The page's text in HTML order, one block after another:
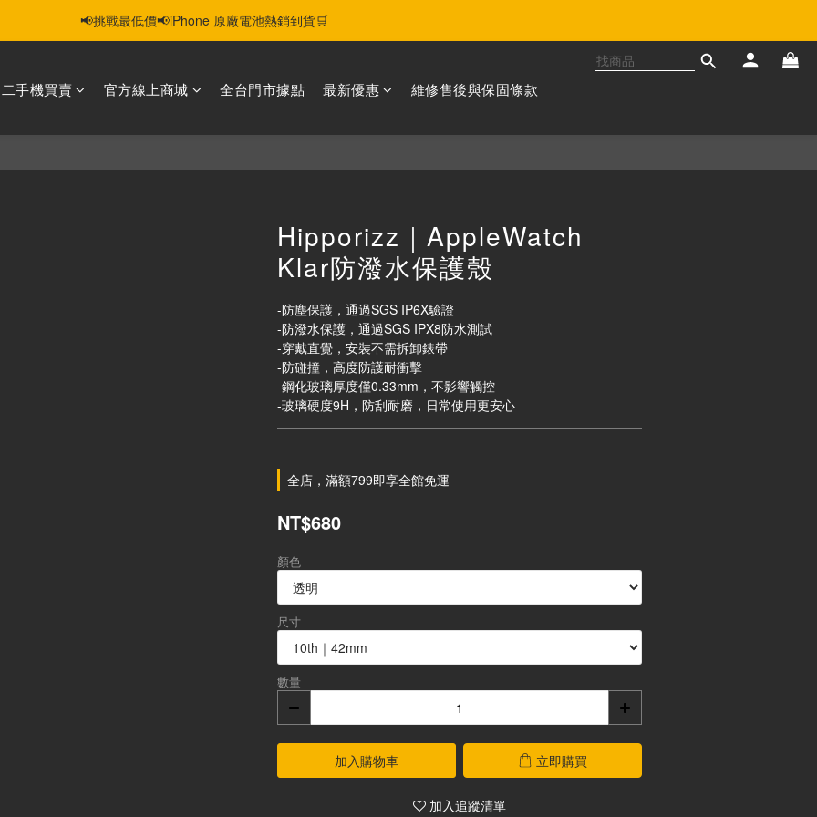
智慧購機，輕鬆省❣️二手機📱線上商城❣️
📢挑戰最低價📢iPhone 原廠電池熱銷到貨🛒
手機買賣 官方線上商城 全台門市據點 最新優惠 維修售後與保固條款
Hipporizz｜AppleWatch
Klar防潑水保護殼
-防塵保護，通過SGS IP6X驗證
-防潑水保護，通過SGS IPX8防水測試
-穿戴直覺，安裝不需拆卸錶帶
-防碰撞，高度防護耐衝擊
-鋼化玻璃厚度僅0.33mm，不影響觸控
-玻璃硬度9H，防刮耐磨，日常使用更安心
全店，滿額799即享全館免運
NT$680
顏色
尺寸
數量
加入購物車 立即購買
加入追蹤清單
立即購買